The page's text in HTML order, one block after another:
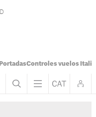
PortadasControles vuelos Italia